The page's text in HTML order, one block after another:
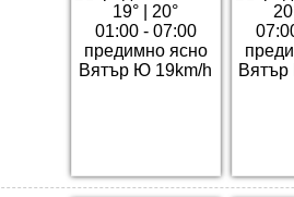
19°
20°
01:00 - 07:00
предимно ясно
Вятър Ю 19km/h